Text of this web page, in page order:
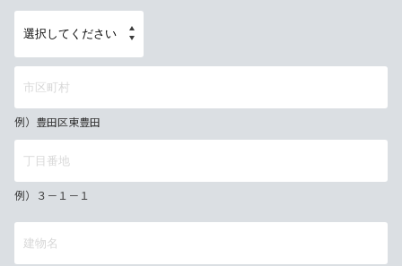
例）豊田区東豊田
例）３－１－１